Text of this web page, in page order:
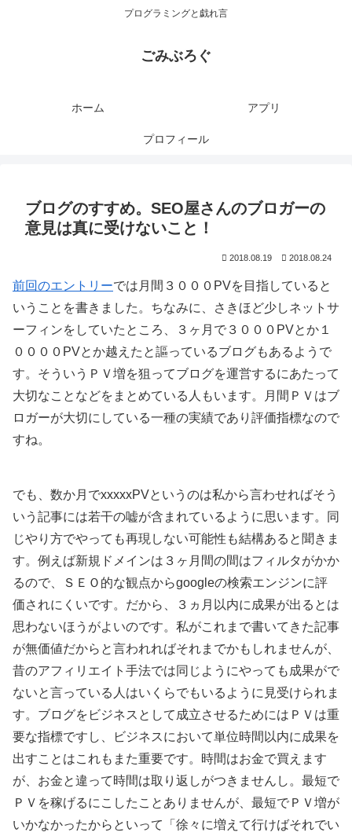
プログラミングと戯れ言
ごみぶろぐ
ホーム アプリ
プロフィール
ブログのすすめ。SEO屋さんのブロガーの
意見は真に受けないこと！
2018.08.19 2018.08.24
前回のエントリーでは月間３０００PVを目指していると
いうことを書きました。ちなみに、さきほど少しネットサ
ーフィンをしていたところ、３ヶ月で３０００PVとか１
００００PVとか越えたと謳っているブログもあるようで
す。そういうＰＶ増を狙ってブログを運営するにあたって
大切なことなどをまとめている人もいます。月間ＰＶはブ
ロガーが大切にしている一種の実績であり評価指標なので
すね。
でも、数か月でxxxxxPVというのは私から言わせればそう
いう記事には若干の嘘が含まれているように思います。同
じやり方でやっても再現しない可能性も結構あると聞きま
す。例えば新規ドメインは３ヶ月間の間はフィルタがかか
るので、ＳＥＯ的な観点からgoogleの検索エンジンに評
価されにくいです。だから、３ヵ月以内に成果が出るとは
思わないほうがよいのです。私がこれまで書いてきた記事
が無価値だからと言われればそれまでかもしれませんが、
昔のアフィリエイト手法では同じようにやっても成果がで
ないと言っている人はいくらでもいるように見受けられま
す。ブログをビジネスとして成立させるためにはＰＶは重
要な指標ですし、ビジネスにおいて単位時間以内に成果を
出すことはこれもまた重要です。時間はお金で買えます
が、お金と違って時間は取り返しがつきませんし。最短で
ＰＶを稼げるにこしたことありませんが、最短でＰＶ増が
いかなかったからといって「徐々に増えて行けばそれでい